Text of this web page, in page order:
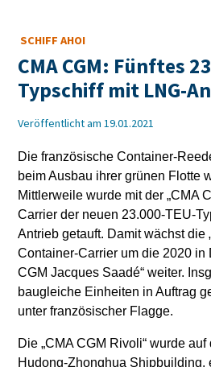
SCHIFF AHOI
CMA CGM: Fünftes
Typschiff mit LNG-
Veröffentlicht am 19.01.2021
Die französische Container-
beim Ausbau ihrer grünen Flotte
Mittlerweile wurde mit der „CMA
Carrier der neuen 23.000-TEU-
Antrieb getauft. Damit wächst die
Container-Carrier um die 2020 in
CGM Jacques Saadé“ weiter.
baugleiche Einheiten in Auftrag
unter französischer Flagge.
Die „CMA CGM Rivoli“ wurde
Hudong-Zhonghua Shipbuilding,